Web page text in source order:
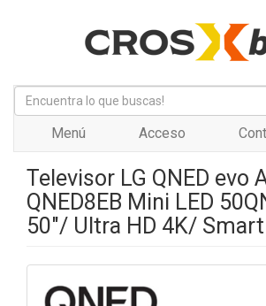
Menú Acceso
Televisor LG QNED evo
QNED8EB Mini LED
50"/ Ultra HD 4K/